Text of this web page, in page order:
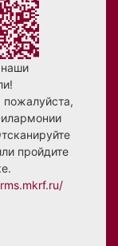
пожалуйста,
пройдите